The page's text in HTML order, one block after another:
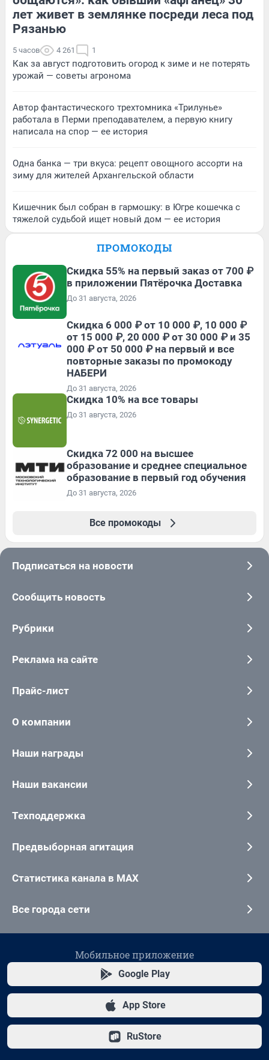
лет живет в землянке посреди леса под
Рязанью
5 часов 4 261 1
Как за август подготовить огород к зиме и не потерять
урожай — советы агронома
Автор фантастического трехтомника «Трилунье»
работала в Перми преподавателем, а первую книгу
написала на спор — ее история
Одна банка — три вкуса: рецепт овощного ассорти на
зиму для жителей Архангельской области
Кишечник был собран в гармошку: в Югре кошечка с
тяжелой судьбой ищет новый дом — ее история
ПРОМОКОДЫ
Скидка 55% на первый заказ от 700 ₽
в приложении Пятёрочка Доставка
До 31 августа, 2026
Скидка 6 000 ₽ от 10 000 ₽, 10 000 ₽
от 15 000 ₽, 20 000 ₽ от 30 000 ₽ и 35
000 ₽ от 50 000 ₽ на первый и все
повторные заказы по промокоду
НАБЕРИ
До 31 августа, 2026
Скидка 10% на все товары
До 31 августа, 2026
Скидка 72 000 на высшее
образование и среднее специальное
образование в первый год обучения
До 31 августа, 2026
Все промокоды
Подписаться на новости
Сообщить новость
Рубрики
Реклама на сайте
Прайс-лист
О компании
Наши награды
Наши вакансии
Техподдержка
Предвыборная агитация
Статистика канала в MAX
Все города сети
Мобильное приложение
Google Play
App Store
RuStore